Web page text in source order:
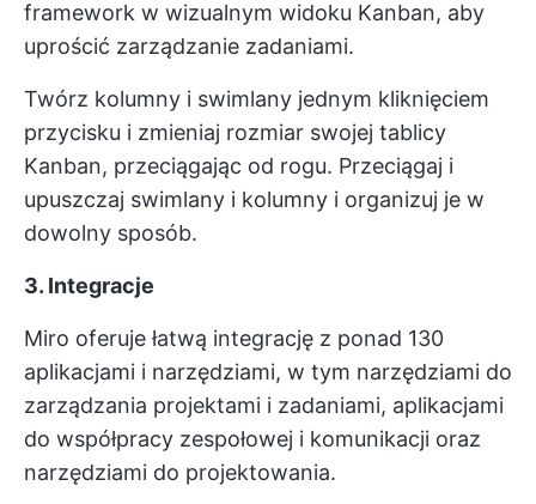
framework w wizualnym widoku Kanban, aby
uprościć zarządzanie zadaniami.
Twórz kolumny i swimlany jednym kliknięciem
przycisku i zmieniaj rozmiar swojej tablicy
Kanban, przeciągając od rogu. Przeciągaj i
upuszczaj swimlany i kolumny i organizuj je w
dowolny sposób.
3. Integracje
Miro oferuje łatwą integrację z ponad 130
aplikacjami i narzędziami, w tym narzędziami do
zarządzania projektami i zadaniami, aplikacjami
do współpracy zespołowej i komunikacji oraz
narzędziami do projektowania.